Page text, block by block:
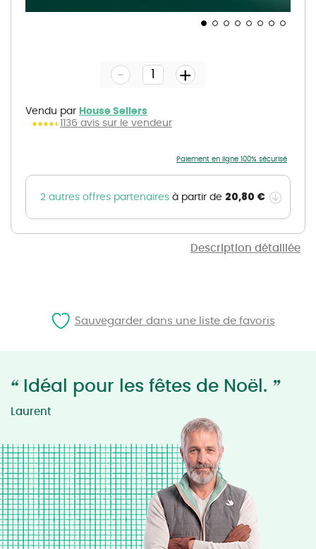
Description détaillée
gallery
Vendu par House Sellers
1136 avis sur le vendeur
Paiement en ligne 100% sécurisé
- +
2 autres offres partenaires à partir de 20,80 €
“ Idéal pour les fêtes de Noël. ”
Laurent
Sauvegarder dans une liste de favoris